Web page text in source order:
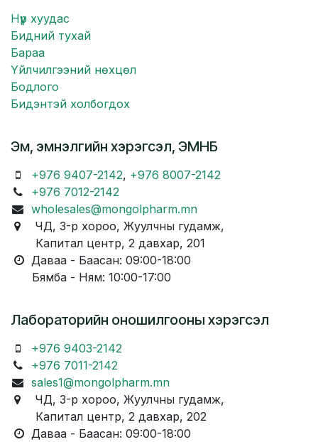
Нүүр хуудас
Бидний тухай
Бараа
Үйлчилгээний нөхцөл
Бодлого
Бидэнтэй холбогдох
Эм, эмнэлгийн хэрэгсэл, ЭМНБ
+976 9407-2142, +976 8007-2142
+976 7012-2142
wholesales@mongolpharm.mn
ЧД, 3-р хороо, Жуулчны гудамж,
Капитал центр, 2 давхар, 201
Даваа - Баасан: 09:00-18:00
Бямба - Ням: 10:00-17:00
Лабораторийн оношилгооны хэрэгсэл
+976 9403-2142
+976 7011-2142
sales1@mongolpharm.mn
ЧД, 3-р хороо, Жуулчны гудамж,
Капитал центр, 2 давхар, 202
Даваа - Баасан: 09:00-18:00